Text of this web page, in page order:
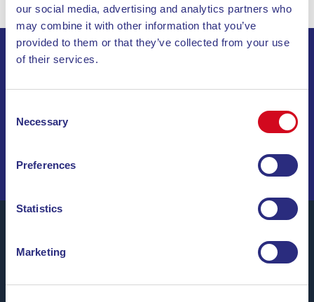
our social media, advertising and analytics partners who
may combine it with other information that you’ve
provided to them or that they’ve collected from your use
of their services.
Selection
Necessary
Preferences
Statistics
Marketing
INVIA
UND REISETIPPS!